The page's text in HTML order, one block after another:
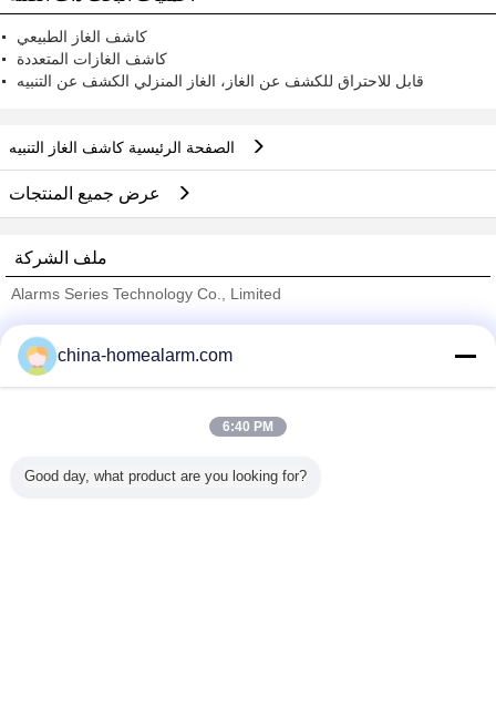
كاشف الغاز الطبيعي
كاشف الغازات المتعددة
قابل للاحتراق للكشف عن الغاز، الغاز المنزلي الكشف عن التنبيه
ملف الشركة
Alarms Series Technology Co., Limited
Trust Seal
Verified Suplier
جميع المنتجات
china-homealarm.com
6:40 PM
Good day, what product are you looking for?